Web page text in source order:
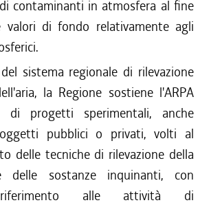
contaminanti in atmosfera al fine
valori di fondo relativamente agli
sistema regionale di rilevazione
la Regione sostiene l'ARPA
di progetti sperimentali, anche
pubblici o privati, volti al
delle tecniche di rilevazione della
delle sostanze inquinanti, con
riferimento alle attività di